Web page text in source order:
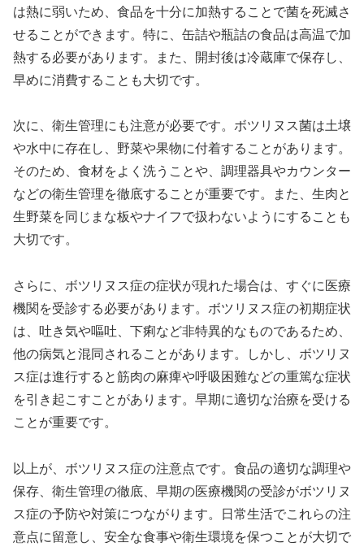
は熱に弱いため、食品を十分に加熱することで菌を死滅さ
せることができます。特に、缶詰や瓶詰の食品は高温で加
熱する必要があります。また、開封後は冷蔵庫で保存し、
早めに消費することも大切です。
次に、衛生管理にも注意が必要です。ボツリヌス菌は土壌
や水中に存在し、野菜や果物に付着することがあります。
そのため、食材をよく洗うことや、調理器具やカウンター
などの衛生管理を徹底することが重要です。また、生肉と
生野菜を同じまな板やナイフで扱わないようにすることも
大切です。
さらに、ボツリヌス症の症状が現れた場合は、すぐに医療
機関を受診する必要があります。ボツリヌス症の初期症状
は、吐き気や嘔吐、下痢など非特異的なものであるため、
他の病気と混同されることがあります。しかし、ボツリヌ
ス症は進行すると筋肉の麻痺や呼吸困難などの重篤な症状
を引き起こすことがあります。早期に適切な治療を受ける
ことが重要です。
以上が、ボツリヌス症の注意点です。食品の適切な調理や
保存、衛生管理の徹底、早期の医療機関の受診がボツリヌ
ス症の予防や対策につながります。日常生活でこれらの注
意点に留意し、安全な食事や衛生環境を保つことが大切で